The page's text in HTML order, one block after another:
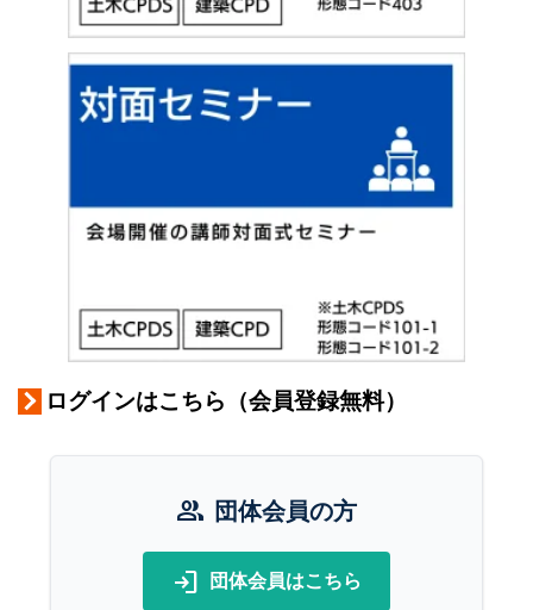
ログインはこちら（会員登録無料）
group 団体会員の方
login 団体会員はこちら